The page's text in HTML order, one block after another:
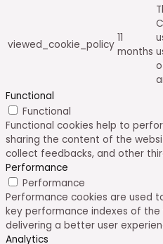
viewed_cookie_policy
11
months
Functional
Functional
Functional cookies help to
sharing the content of the
collect feedbacks, and other
Performance
Performance
Performance cookies are used
key performance indexes of the
delivering a better user
Analytics